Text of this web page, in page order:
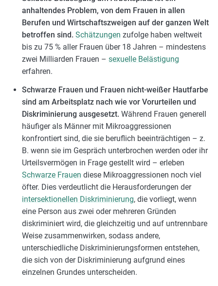
anhaltendes Problem, von dem Frauen in allen
Berufen und Wirtschaftszweigen auf der ganzen Welt
betroffen sind. Schätzungen zufolge haben weltweit
bis zu 75 % aller Frauen über 18 Jahren – mindestens
zwei Milliarden Frauen – sexuelle Belästigung
erfahren.
Schwarze Frauen und Frauen nicht-weißer Hautfarbe
sind am Arbeitsplatz nach wie vor Vorurteilen und
Diskriminierung ausgesetzt.Während Frauen generell
häufiger als Männer mit Mikroaggressionen
konfrontiert sind, die sie beruflich beeinträchtigen – z.
B. wenn sie im Gespräch unterbrochen werden oder ihr
Urteilsvermögen in Frage gestellt wird – erleben
Schwarze Frauen diese Mikroaggressionen noch viel
öfter. Dies verdeutlicht die Herausforderungen der
intersektionellen Diskriminierung, die vorliegt, wenn
eine Person aus zwei oder mehreren Gründen
diskriminiert wird, die gleichzeitig und auf untrennbare
Weise zusammenwirken, sodass andere,
unterschiedliche Diskriminierungsformen entstehen,
die sich von der Diskriminierung aufgrund eines
einzelnen Grundes unterscheiden.